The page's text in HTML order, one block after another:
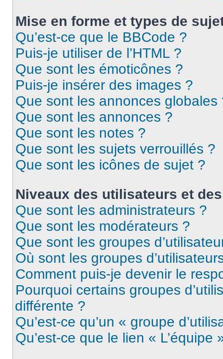
Mise en forme et types de
Qu’est-ce que le BBCode ?
Puis-je utiliser de l’HTML ?
Que sont les émoticônes ?
Puis-je insérer des images ?
Que sont les annonces globales
Que sont les annonces ?
Que sont les notes ?
Que sont les sujets verrouillés ?
Que sont les icônes de sujet ?
Niveaux des utilisateurs et
Que sont les administrateurs ?
Que sont les modérateurs ?
Que sont les groupes
Où sont les groupes
Comment puis-je devenir le
Pourquoi certains groupes
différente ?
Qu’est-ce qu’un « groupe
Qu’est-ce que le lien « L’équipe